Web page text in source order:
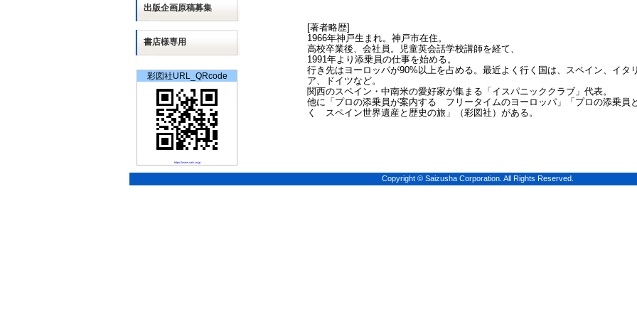
出版企画原稿募集
書店様専用
彩図社URL_QRcode
https://www.saiz.co.jp
[著者略歴]
1966年神戸生まれ。神戸市在住。
高校卒業後、会社員。児童英会話学校講師を経て、
1991年より添乗員の仕事を始める。
行き先はヨーロッパが90%以上を占める。最近よく行く国は、スペイン、イタリ
ア、ドイツなど。
関西のスペイン・中南米の愛好家が集まる「イスパニッククラブ」代表。
他に「プロの添乗員が案内する フリータイムのヨーロッパ」「プロの添乗員
く スペイン世界遺産と歴史の旅」（彩図社）がある。
Copyright © Saizusha Corporation. All Rights Reserved.